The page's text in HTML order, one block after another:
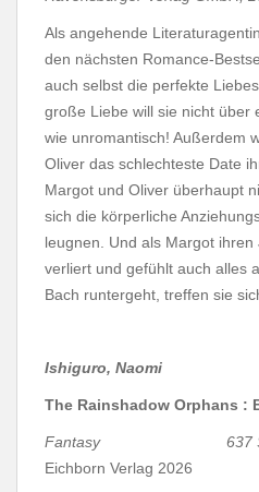
Als angehende
den nächsten Romance-
auch selbst die perfekte
große Liebe will sie nicht über
wie unromantisch! Außerdem
Oliver das schlechteste Date
Margot und Oliver überhaupt
sich die körperliche
leugnen. Und als Margot
verliert und gefühlt auch alles
Bach runtergeht, treffen sie
Ishiguro, Naomi
The Rainshadow Orphans :
Fantasy 637
Eichborn Verlag 2026